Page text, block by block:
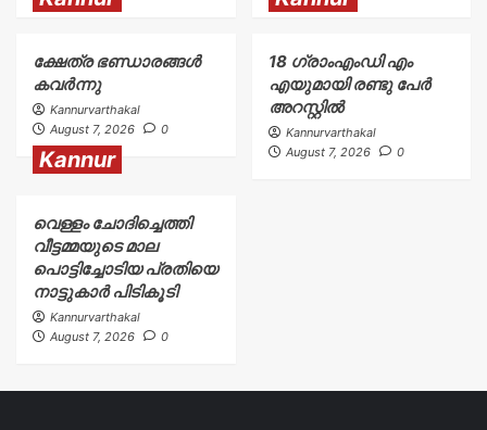
ക്ഷേത്ര ഭണ്ഡാരങ്ങൾ
കവർന്നു
Kannurvarthakal
August 7, 2026
0
18 ഗ്രാംഎംഡി എം
എയുമായി രണ്ടു പേർ
അറസ്റ്റിൽ
Kannurvarthakal
August 7, 2026
0
Kannur
വെള്ളം ചോദിച്ചെത്തി
വീട്ടമ്മയുടെ മാല
പൊട്ടിച്ചോടിയ പ്രതിയെ
നാട്ടുകാർ പിടികൂടി
Kannurvarthakal
August 7, 2026
0